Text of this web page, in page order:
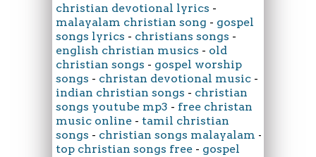
christian devotional lyrics -
malayalam christian song - gospel
songs lyrics - christians songs -
english christian musics - old
christian songs - gospel worship
songs - christan devotional music -
indian christian songs - christian
songs youtube mp3 - free christan
music online - tamil christian
songs - christian songs malayalam -
top christian songs free - gospel